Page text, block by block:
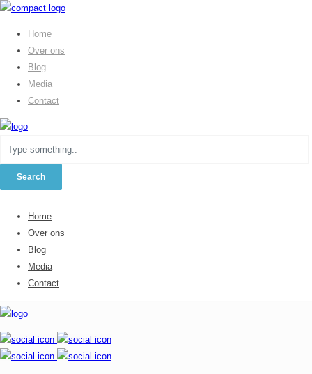
Home
Over ons
Blog
Media
Contact
Home
Over ons
Blog
Media
Contact